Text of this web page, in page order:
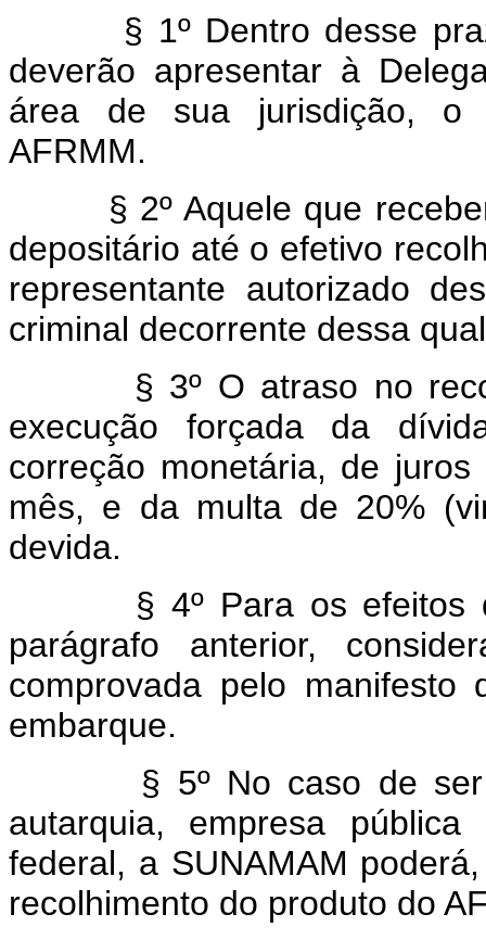
§ 1º Dentro desse
deverão apresentar à
área de sua jurisdição, o
AFRMM.
§ 2º Aquele que receber
depositário até o efetivo
representante autorizado
criminal decorrente dessa
§ 3º O atraso no
execução forçada da
correção monetária, de
mês, e da multa de 20%
devida.
§ 4º Para os efeitos da
parágrafo anterior,
comprovada pelo
embarque.
§ 5º No caso de ser o
autarquia, empresa
federal, a SUNAMAM
recolhimento do produto do